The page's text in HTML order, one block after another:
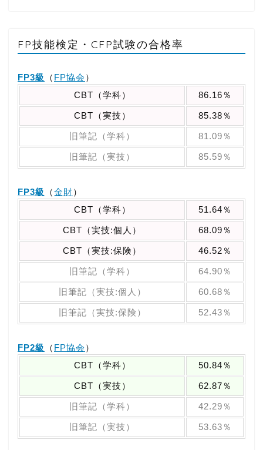
FP技能検定・CFP試験の合格率
FP3級 （ FP協会 ）
CBT（学科）
86.16％
CBT（実技） 85.38％
旧筆記（学科） 81.09％
旧筆記（実技） 85.59％
FP3級 （金財）
CBT（学科）
51.64％
CBT（実技:個人） 68.09％
CBT（実技:保険） 46.52％
旧筆記（学科） 64.90％
旧筆記（実技:個人） 60.68％
旧筆記（実技:保険） 52.43％
FP2級 （ FP協会 ）
CBT（学科）
50.84％
CBT（実技） 62.87％
旧筆記（学科） 42.29％
旧筆記（実技） 53.63％